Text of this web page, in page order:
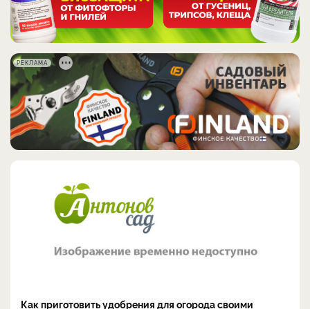
РЕКЛАМА
Как приготовить удобрения для огорода своими